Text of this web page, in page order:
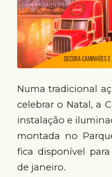
Numa tradicional
celebrar o Natal, a
instalação e
montada no
fica disponível
de janeiro.